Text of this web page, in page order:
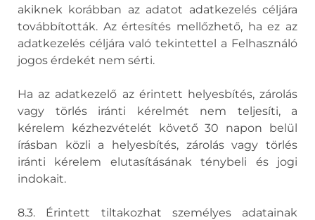
akiknek korábban az adatot adatkezelés céljára
továbbították. Az értesítés mellőzhető, ha ez az
adatkezelés céljára való tekintettel a Felhasználó
jogos érdekét nem sérti.
Ha az adatkezelő az érintett helyesbítés, zárolás
vagy törlés iránti kérelmét nem teljesíti, a
kérelem kézhezvételét követő 30 napon belül
írásban közli a helyesbítés, zárolás vagy törlés
iránti kérelem elutasításának ténybeli és jogi
indokait.
8.3. Érintett tiltakozhat személyes adatainak